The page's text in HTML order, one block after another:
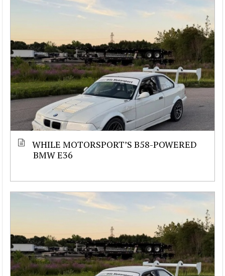
WHILE MOTORSPORT’S B58-POWERED
BMW E36